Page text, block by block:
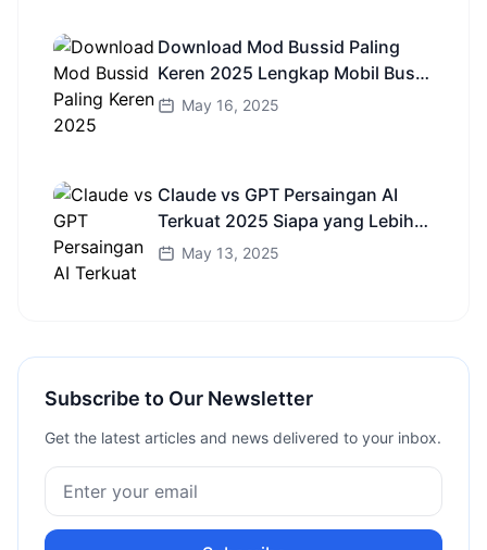
Download Mod Bussid Paling
Keren 2025 Lengkap Mobil Bus
dan Truk HD
May 16, 2025
Claude vs GPT Persaingan AI
Terkuat 2025 Siapa yang Lebih
Cerdas?
May 13, 2025
Subscribe to Our Newsletter
Get the latest articles and news delivered to your inbox.